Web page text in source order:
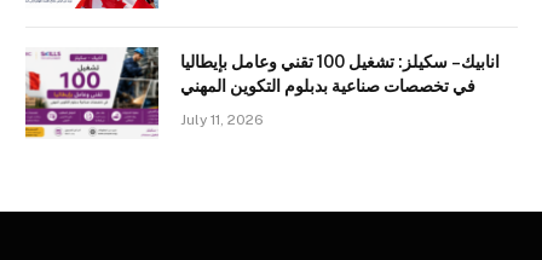
انابيك – سكيلز: تشغيل 100 تقني وعامل بإيطاليا
في تخصصات صناعية بدبلوم التكوين المهني
July 11, 2026